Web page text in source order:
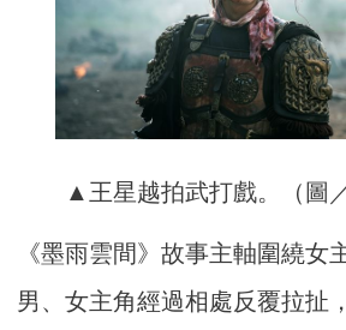
▲王星越拍武打戲。（圖
《墨雨雲間》故事主軸圍繞女
男、女主角經過相處反覆拉扯